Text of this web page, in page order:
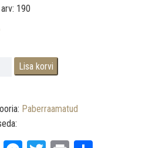
190
mängud kogus
Lisa korvi
Paberraamatud